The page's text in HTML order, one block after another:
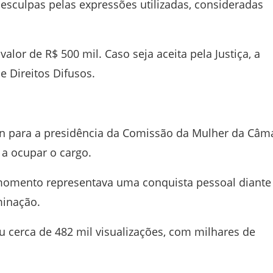
pelas expressões utilizadas, consideradas
de R$ 500 mil. Caso seja aceita pela Justiça, a
Direitos Difusos.
para a presidência da Comissão da Mulher da
ocupar o cargo.
representava uma conquista pessoal
cerca de 482 mil visualizações, com milhares de